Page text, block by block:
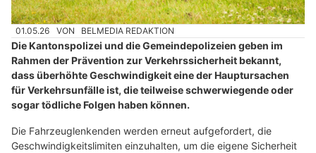
01.05.26 VON BELMEDIA REDAKTION
Die Kantonspolizei und die Gemeindepolizeien geben im
Rahmen der Prävention zur Verkehrssicherheit bekannt,
dass überhöhte Geschwindigkeit eine der Hauptursachen
für Verkehrsunfälle ist, die teilweise schwerwiegende oder
sogar tödliche Folgen haben können.
Die Fahrzeuglenkenden werden erneut aufgefordert, die
Geschwindigkeitslimiten einzuhalten, um die eigene Sicherheit